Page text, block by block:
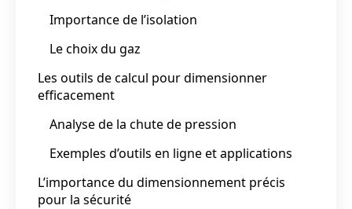
Importance de l’isolation
Le choix du gaz
Les outils de calcul pour dimensionner
efficacement
Analyse de la chute de pression
Exemples d’outils en ligne et applications
L’importance du dimensionnement précis
pour la sécurité